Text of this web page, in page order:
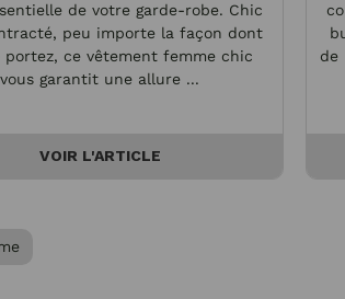
de votre garde-robe. Chic
peu importe la façon dont
portez, ce vêtement femme chic
vous garantit une allure ...
VOIR L'ARTICLE
de